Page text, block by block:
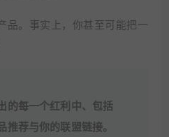
品。事实上，你甚至可能把一
的每一个红利中、包括
推荐与你的联盟链接。